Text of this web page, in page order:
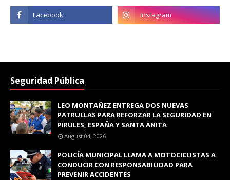
Seguridad Pública
LEO MONTAÑEZ ENTREGA DOS NUEVAS
PATRULLAS PARA REFORZAR LA SEGURIDAD EN
PIRULES, ESPAÑA Y SANTA ANITA
August 04, 2026
POLICÍA MUNICIPAL LLAMA A MOTOCICLISTAS A
CONDUCIR CON RESPONSABILIDAD PARA
PREVENIR ACCIDENTES